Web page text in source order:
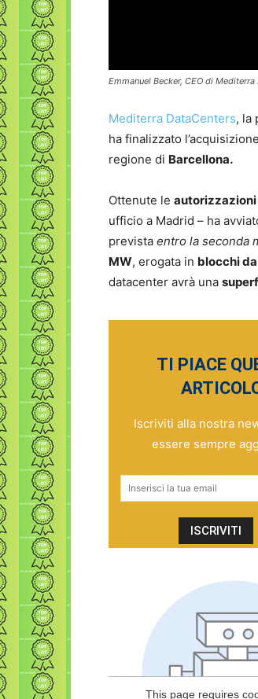
Emmanuel Becker, CEO di Mediterra
Mediterra DataCenters, la
ha finalizzato
regione di Barcellona.
Ottenute le autorizzazioni
ufficio a Madrid – ha
prevista entro la seconda
MW, erogata in blocchi
datacenter avrà una
TI PIACE
Iscriviti alla nostra
essere sempre